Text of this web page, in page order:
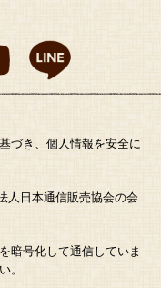
づき、個人情報を安全に
人日本通信販売協会の会
暗号化して通信していま
。